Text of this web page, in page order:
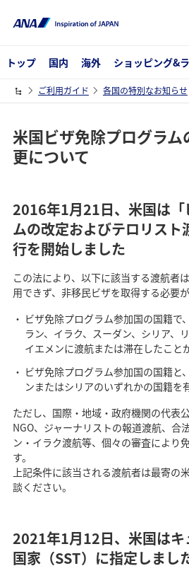
トップ 国内 海外 ショッピング&
ご利用ガイド 各国の特別なお知らせ
米国ビザ免除プログラ
更について
2016年1月21日、米国は「
ムの改定およびテロリスト
行を開始しました
この法により、以下に該当する渡航者
用できず、非移民ビザを取得する必要が
ビザ免除プログラム参加国の国籍で
ラン、イラク、スーダン、シリア、
イエメンに渡航または滞在したこと
ビザ免除プログラム参加国の国籍と
ンまたはシリアのいずれかの国籍を
ただし、国際・地域・政府機関の代表
NGO、ジャーナリストの報道渡航、合
ン・イラク渡航等、個々の審査により
す。
上記条件に該当される渡航者は最寄の
談ください。
2021年1月12日、米国は
国家（SST）に指定しまし